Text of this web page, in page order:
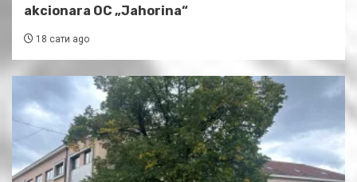
akcionara OC „Jahorina“
18 сати ago